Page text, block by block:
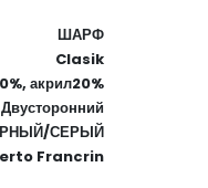
ШАРФ
Clasik
акрил20%
Двусторонний
СЕРЫЙ
Francrin